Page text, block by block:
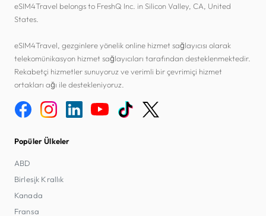
eSIM4Travel belongs to FreshQ Inc. in Silicon Valley, CA, United
States.
eSIM4Travel, gezginlere yönelik online hizmet sağlayıcısı olarak
telekomünikasyon hizmet sağlayıcıları tarafından desteklenmektedir.
Rekabetçi hizmetler sunuyoruz ve verimli bir çevrimiçi hizmet
ortakları ağı ile destekleniyoruz.
Popüler Ülkeler
ABD
Birleşik Krallık
Kanada
Fransa